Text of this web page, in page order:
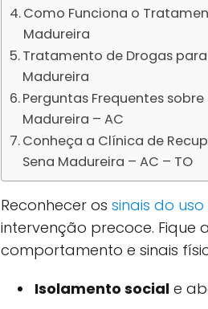
Como Funciona o
Madureira
Tratamento de Drogas
Madureira
Perguntas Frequentes
Madureira – AC
Conheça a Clínica de
Sena Madureira – AC – TO
Reconhecer os sinais do
intervenção precoce.
comportamento e sinais
Isolamento social e